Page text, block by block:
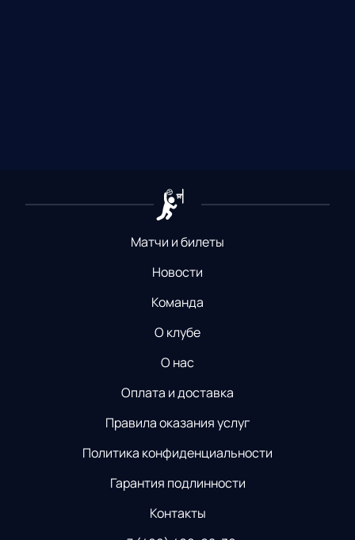
Матчи и билеты
Новости
Команда
О клубе
О нас
Оплата и доставка
Правила оказания услуг
Политика конфиденциальности
Гарантия подлинности
Контакты